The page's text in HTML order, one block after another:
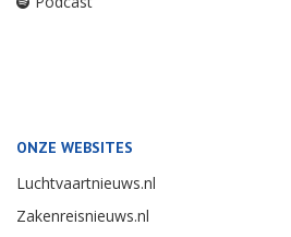
ONZE WEBSITES
Luchtvaartnieuws.nl
Zakenreisnieuws.nl